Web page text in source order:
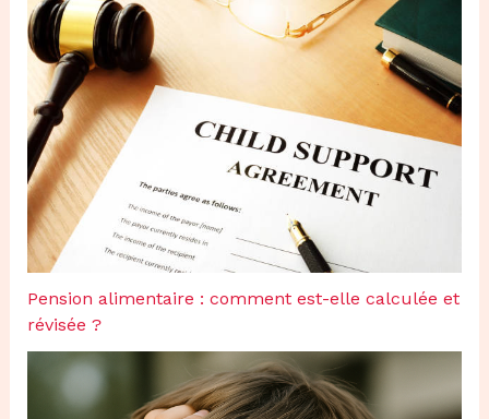
Pension alimentaire : comment est-elle calculée et
révisée ?